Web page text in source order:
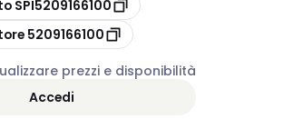
SPI5209166100
5209166100
prezzi e disponibilità
Accedi